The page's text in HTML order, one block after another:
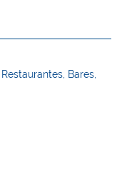
Restaurantes, Bares,